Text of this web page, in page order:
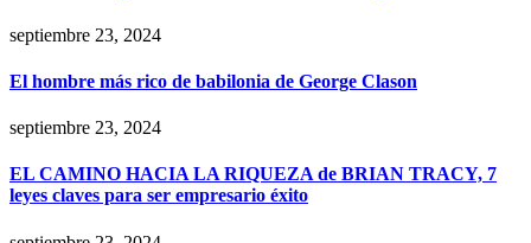
septiembre 23, 2024
El hombre más rico de babilonia de George Clason
septiembre 23, 2024
EL CAMINO HACIA LA RIQUEZA de BRIAN TRACY, 7
leyes claves para ser empresario éxito